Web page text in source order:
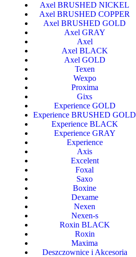
Axel BRUSHED NICKEL
Axel BRUSHED COPPER
Axel BRUSHED GOLD
Axel GRAY
Axel
Axel BLACK
Axel GOLD
Texen
Wexpo
Proxima
Gixs
Experience GOLD
Experience BRUSHED GOLD
Experience BLACK
Experience GRAY
Experience
Axis
Excelent
Foxal
Saxo
Boxine
Dexame
Nexen
Nexen-s
Roxin BLACK
Roxin
Maxima
Deszczownice i Akcesoria